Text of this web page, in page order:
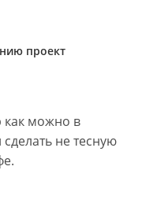
проект
как можно в
не тесную